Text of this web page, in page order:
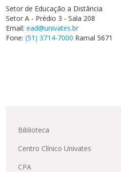
Setor de Educação a Distância
Setor A - Prédio 3 - Sala 208
Email: ead@univates.br
Fone: (51) 3714-7000 Ramal 5671
Biblioteca
Centro Clínico Univates
CPA